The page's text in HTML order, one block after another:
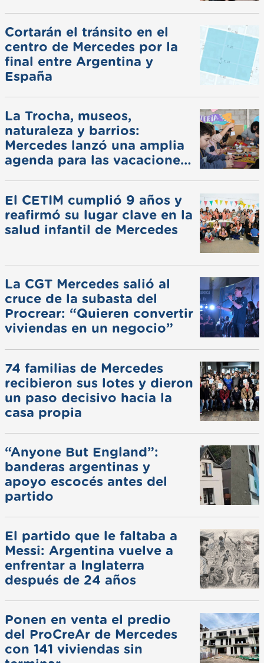
Cortarán el tránsito en el
centro de Mercedes por la
final entre Argentina y
España
La Trocha, museos,
naturaleza y barrios:
Mercedes lanzó una amplia
agenda para las vacaciones
El CETIM cumplió 9 años y
reafirmó su lugar clave en la
salud infantil de Mercedes
La CGT Mercedes salió al
cruce de la subasta del
Procrear: “Quieren convertir
viviendas en un negocio”
74 familias de Mercedes
recibieron sus lotes y dieron
un paso decisivo hacia la
casa propia
“Anyone But England”:
banderas argentinas y
apoyo escocés antes del
partido
El partido que le faltaba a
Messi: Argentina vuelve a
enfrentar a Inglaterra
después de 24 años
Ponen en venta el predio
del ProCreAr de Mercedes
con 141 viviendas sin